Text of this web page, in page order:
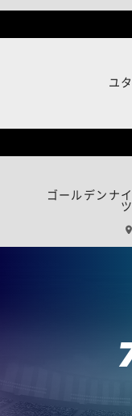
ユタ
ゴールデンナイ
ツ